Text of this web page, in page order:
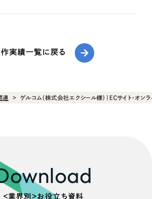
実績一覧に戻る
連 ゲルコム（株式会社エクシール様）｜ECサイト・オンラ
＜業界別＞お役立ち資料